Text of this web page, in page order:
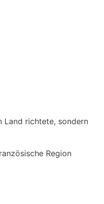
Land richtete, sondern
Region